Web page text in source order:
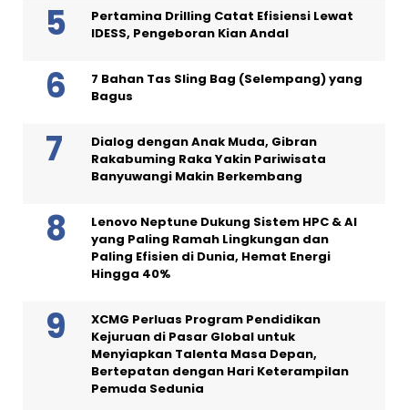
Pertamina Drilling Catat Efisiensi Lewat
IDESS, Pengeboran Kian Andal
7 Bahan Tas Sling Bag (Selempang) yang
Bagus
Dialog dengan Anak Muda, Gibran
Rakabuming Raka Yakin Pariwisata
Banyuwangi Makin Berkembang
Lenovo Neptune Dukung Sistem HPC & AI
yang Paling Ramah Lingkungan dan
Paling Efisien di Dunia, Hemat Energi
Hingga 40%
XCMG Perluas Program Pendidikan
Kejuruan di Pasar Global untuk
Menyiapkan Talenta Masa Depan,
Bertepatan dengan Hari Keterampilan
Pemuda Sedunia